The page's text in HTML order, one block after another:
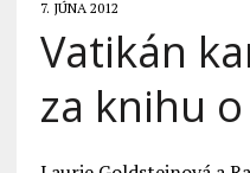
7. JÚNA 2012
Vatikán
za knihu